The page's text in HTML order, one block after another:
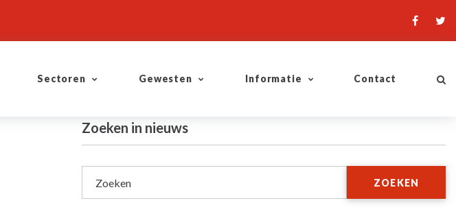
Sectoren Gewesten Informatie Contact
Zoeken in nieuws
Zoeken ZOEKEN